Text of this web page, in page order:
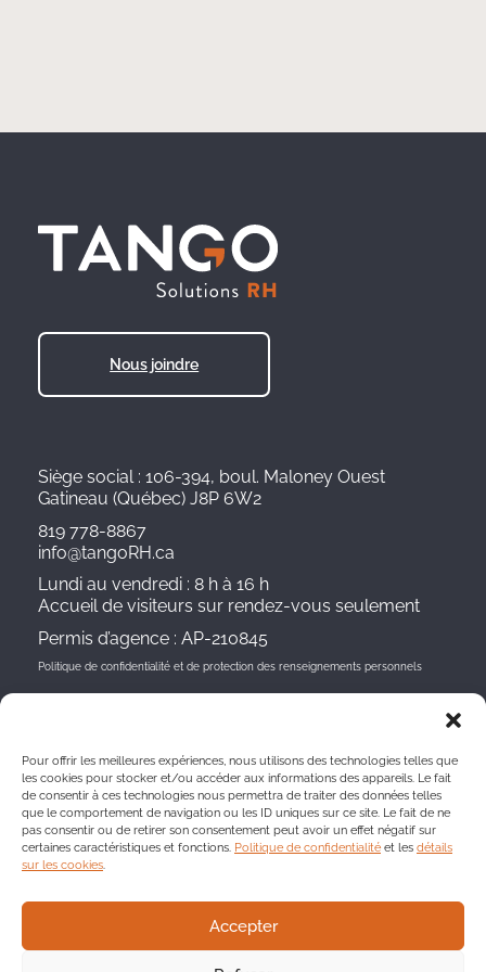
Pour offrir les meilleures expériences, nous utilisons des technologies telles que
les cookies pour stocker et/ou accéder aux informations des appareils. Le fait
de consentir à ces technologies nous permettra de traiter des données telles
que le comportement de navigation ou les ID uniques sur ce site. Le fait de ne
pas consentir ou de retirer son consentement peut avoir un effet négatif sur
certaines caractéristiques et fonctions. Politique de confidentialité et les détails
sur les cookies.
Accepter
Nous joindre
Siège social : 106-394, boul. Maloney Ouest
Gatineau (Québec) J8P 6W2
819 778-8867
info@tangoRH.ca
Lundi au vendredi : 8 h à 16 h
Accueil de visiteurs sur rendez-vous seulement
Permis d’agence : AP-210845
Politique de confidentialité et de protection des renseignements personnels
RECRUTEMENT ET PLACEMENT DE MAIN-
D’OEUVRE
GESTION STRATÉGIQUE ET RESSOURCES
HUMAINES
BOITE À OUTILS
CARRIÈRES CHEZ TANGO